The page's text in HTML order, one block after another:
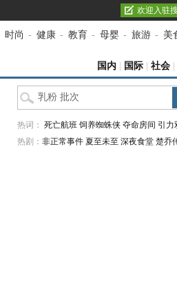
欢迎入驻
时尚 - 健康 - 教育 - 母婴 - 旅游 - 美
国内 国际 社会
热词： 死亡航班 饲养蜘蛛侠 夺命房间 引力
热剧： 非正常事件 夏至未至 深夜食堂 楚乔